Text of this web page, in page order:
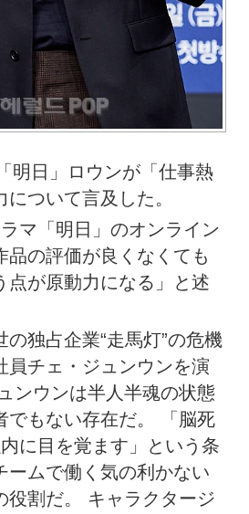
明日」ロウンが「仕事熱
ついて言及した。
マ「明日」のオンライン
品の評価が良くなくても
点が原動力になる」と述
の独占企業“走馬灯”の危機
員チェ・ジュンウンを演
ンウンは半人半魂の状態
でもない存在だ。 「脳死
に目を覚ます」という条
ームで働く気の利かない
役割だ。 キャラクタージ